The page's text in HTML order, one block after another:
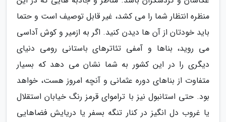
منظره انتظار شما را می کشد، غیر قابل توصیف است و حتما
باید خودتان از آن ها دیدن کنید. اگر به ازمیر و کوش آداسی
می روید، بناها و آمفی تئاترهای باستانی رومی دنیای
دیگری را در این کشور به شما نشان می دهد که بسیار
متفاوت از بناهای دوره عثمانی و آنچه امروز هست، خواهد
بود. حتی استانبول نیز با تراموای قرمز رنگ خیابان استقلال
یا غروب دل انگیز در کنار تنگه بسفر یا دریایش فضاهایی